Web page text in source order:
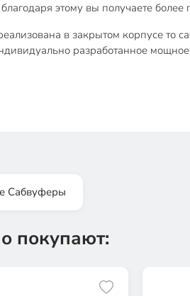
этому вы получаете
в закрытом корпусе
разработанное
Сабвуферы
покупают: